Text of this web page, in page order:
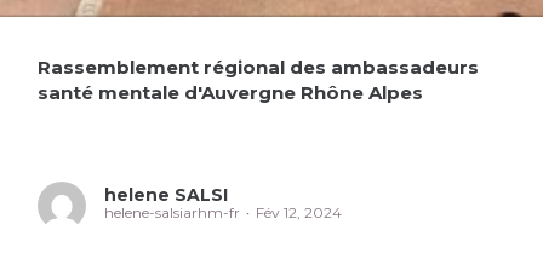
Rassemblement régional des ambassadeurs
santé mentale d'Auvergne Rhône Alpes
helene SALSI
helene-salsiarhm-fr Fév 12, 2024